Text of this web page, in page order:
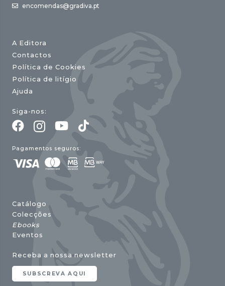
encomendas@gradiva.pt
A Editora
Contactos
Política de Cookies
Política de litígio
Ajuda
Siga-nos:
Pagamentos seguros:
Catálogo
Colecções
Ebooks
Eventos
Receba a nossa newsletter
SUBSCREVA AQUI